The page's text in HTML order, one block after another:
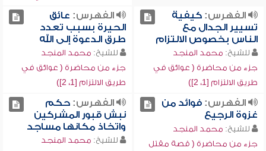
الفهرس:كيفية
تسيير الجدال مع
الناس بخصوص الالتزام
للشيخ: محمد المنجد
جزء من محاضرة ( عوائق في
طريق الالتزام [1، 2])
الفهرس: عائق
الحيرة بسبب تعدد
طرق الدعوة إلى الله
للشيخ: محمد المنجد
جزء من محاضرة ( عوائق في
طريق الالتزام [1، 2])
الفهرس:فوائد من
غزوة الرجيع
للشيخ: محمد المنجد
جزء من محاضرة ( قصة مقتل
الفهرس:حكم
نبش قبور المشركين
واتخاذ مكانها مساجد
للشيخ: محمد المنجد